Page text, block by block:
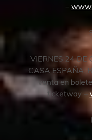
–
VIERNES 24 DE
CASA ESPAÑA.
venta en
ticketway –